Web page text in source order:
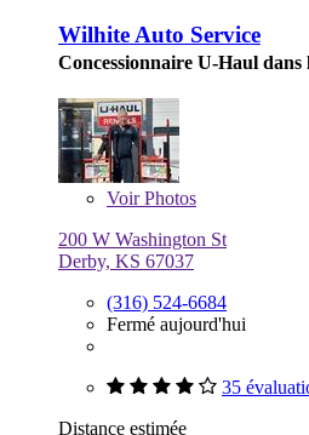
Wilhite Auto Service
Concessionnaire U-Haul dans
VoirPhotos
200 W Washington St
Derby, KS 67037
(316) 524-6684
Fermé aujourd'hui
35
Distance estimée